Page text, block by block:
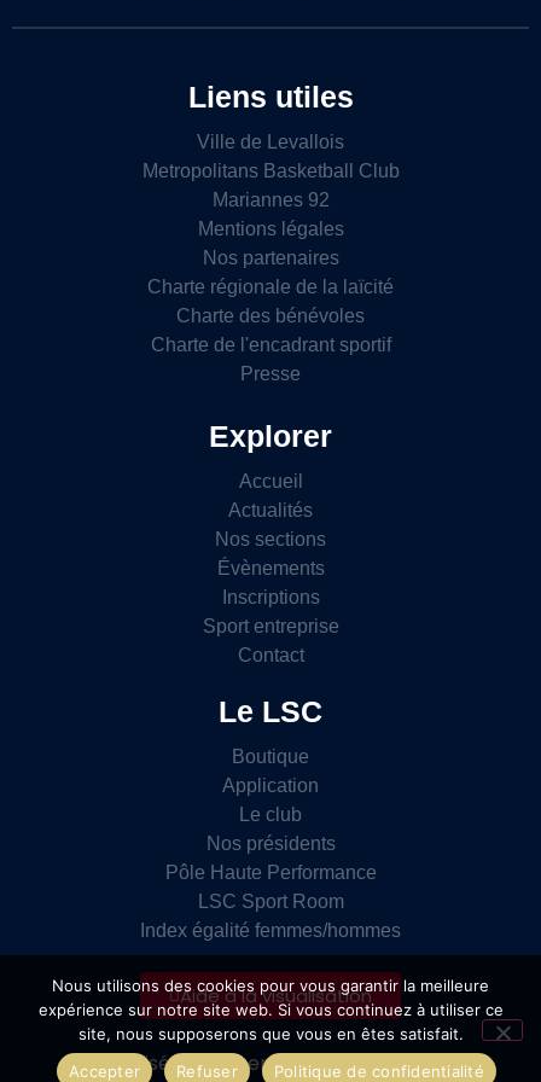
Liens utiles
Ville de Levallois
Metropolitans Basketball Club
Mariannes 92
Mentions légales
Nos partenaires
Charte régionale de la laïcité
Charte des bénévoles
Charte de l'encadrant sportif
Presse
Explorer
Accueil
Actualités
Nos sections
Évènements
Inscriptions
Sport entreprise
Contact
Le LSC
Boutique
Application
Le club
Nos présidents
Pôle Haute Performance
LSC Sport Room
Index égalité femmes/hommes
Aide à la visualisation
Site réalisé par l’agence
Nous utilisons des cookies pour vous garantir la meilleure
expérience sur notre site web. Si vous continuez à utiliser ce
site, nous supposerons que vous en êtes satisfait.
Accepter
Refuser Politique de confidentialité